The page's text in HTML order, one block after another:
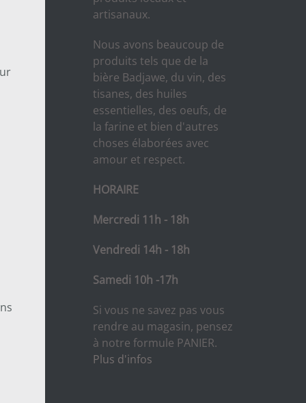
artisanaux.
Nous avons beaucoup de
produits tels que de la
bière Badjawe, du vin, des
tisanes, des huiles
essentielles, des oeufs, de
la farine et bien d'autres
choses élaborées avec
amour et respect.
HORAIRE
Mercredi 11h - 18h
Vendredi 14h - 18h
Samedi 10h -17h
Si vous ne savez pas vous
rendre au magasin, pensez
à notre formule PANIER.
Plus d'infos